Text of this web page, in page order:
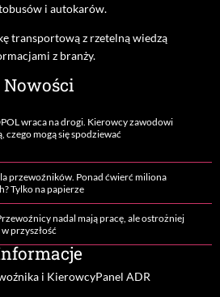
i autokarów.
transportową z rzetelną wiedzą
z branży.
Nowości
wraca na drogi. Kierowcy zawodowi
czego mogą się spodziewać
przewoźników. Ponad ćwierć miliona
Tylko na papierze
nadal mają pracę, ale ostrożniej
przyszłość
i KierowcyPanel ADR